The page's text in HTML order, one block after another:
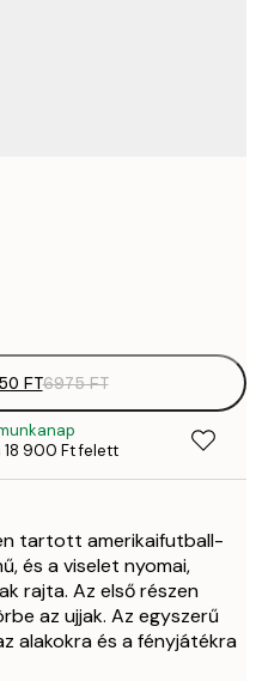
FT6975 FT
18 900 Ft felett
tartott amerikaifutball-
és a viselet nyomai,
rajta. Az első részen
az ujjak. Az egyszerű
alakokra és a fényjátékra